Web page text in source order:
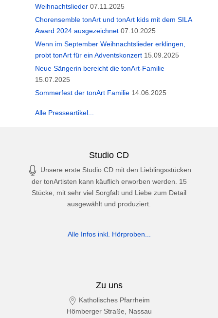
Weihnachtslieder 07.11.2025
Chorensemble tonArt und tonArt kids mit dem SILA
Award 2024 ausgezeichnet 07.10.2025
Wenn im September Weihnachtslieder erklingen,
probt tonArt für ein Adventskonzert 15.09.2025
Neue Sängerin bereicht die tonArt-Familie
15.07.2025
Sommerfest der tonArt Familie 14.06.2025
Alle Presseartikel...
Studio CD
Unsere erste Studio CD mit den Lieblingsstücken
der tonArtisten kann käuflich erworben werden. 15
Stücke, mit sehr viel Sorgfalt und Liebe zum Detail
ausgewählt und produziert.
Alle Infos inkl. Hörproben...
Zu uns
Katholisches Pfarrheim
Hömberger Straße, Nassau